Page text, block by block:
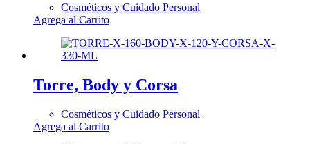
Cosméticos y Cuidado Personal
Agrega al Carrito
Torre, Body y Corsa
Cosméticos y Cuidado Personal
Agrega al Carrito